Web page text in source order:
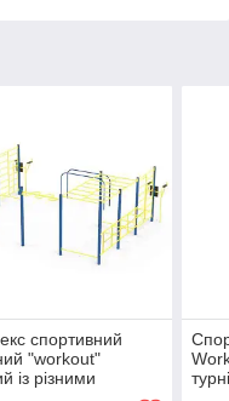
спортивний
"workout"
із різними